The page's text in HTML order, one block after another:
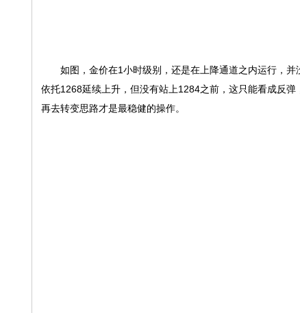
如图，金价在1小时级别，还是在上降通道之内运行，并
依托1268延续上升，但没有站上1284之前，这只能看成反
再去转变思路才是最稳健的操作。